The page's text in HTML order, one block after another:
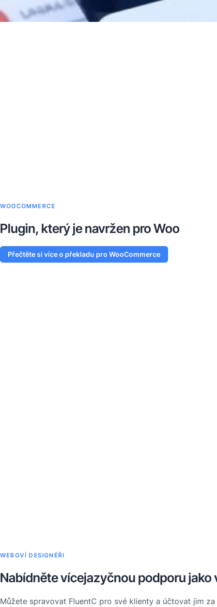
WOOCOMMERCE
Plugin, který je navržen pro Woo
Přečtěte si více o překladu pro WooCommerce
WEBOVÍ DESIGNÉŘI
Nabídněte vícejazyčnou podporu jako
Můžete spravovat FluentC pro své klienty a účtovat jim